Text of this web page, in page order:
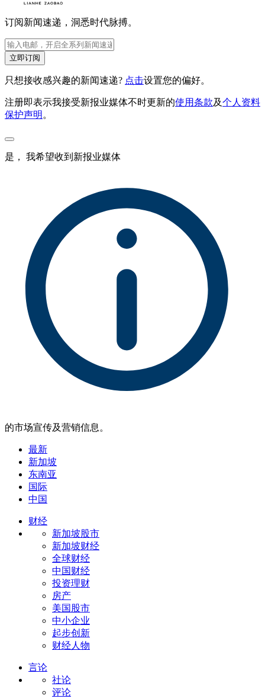
订阅新闻速递，洞悉时代脉搏。
立即订阅
只想接收感兴趣的新闻速递? 点击设置您的偏好。
注册即表示我接受新报业媒体不时更新的使用条款及个人资料
保护声明 。
是， 我希望收到新报业媒体
的市场宣传及营销信息。
最新
新加坡
东南亚
国际
中国
财经
新加坡股市
新加坡财经
全球财经
中国财经
投资理财
房产
美国股市
中小企业
起步创新
财经人物
言论
社论
评论